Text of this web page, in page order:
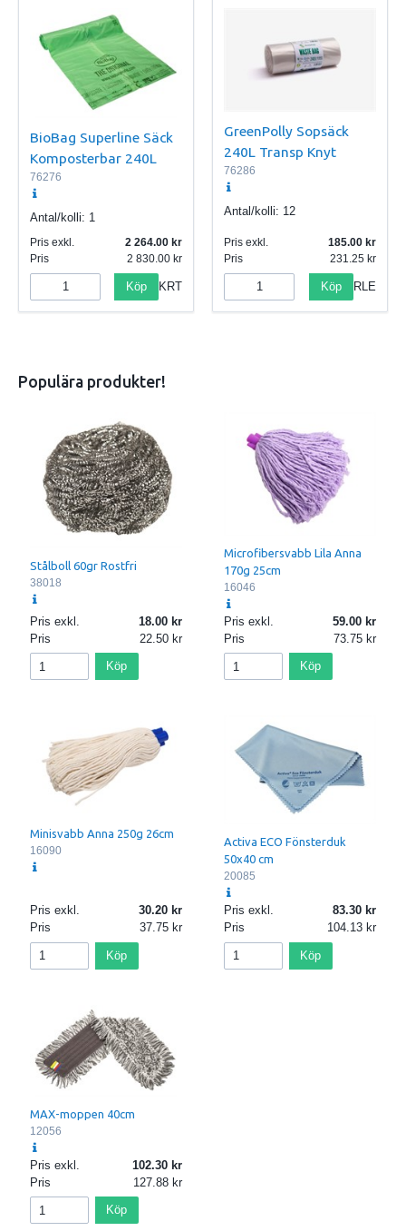
BioBag Superline Säck
Komposterbar 240L
76276
Antal/kolli: 1
Pris exkl.
2 264.00
Pris
2 830.00
Köp KRT
GreenPolly Sopsäck
240L Transp Knyt
76286
Antal/kolli: 12
Pris exkl.
185.00
Pris
231.25
Köp RLE
Populära produkter!
Stålboll 60gr Rostfri
38018
Pris exkl.
18.00
Pris
22.50
Köp
Microfibersvabb Lila Anna
170g 25cm
16046
Pris exkl.
59.00
Pris
73.75
Köp
Minisvabb Anna 250g 26cm
16090
Pris exkl.
30.20
Pris
37.75
Köp
Activa ECO Fönsterduk
50x40 cm
20085
Pris exkl.
83.30
Pris
104.13
Köp
MAX-moppen 40cm
12056
Pris exkl.
102.30
Pris
127.88
Köp